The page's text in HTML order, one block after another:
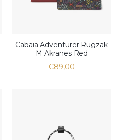
Cabaia Adventurer Rugzak
M Akranes Red
€89,00